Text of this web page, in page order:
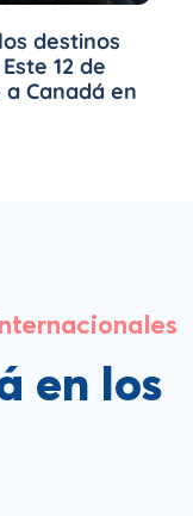
destinos
12 de
Canadá en
en los